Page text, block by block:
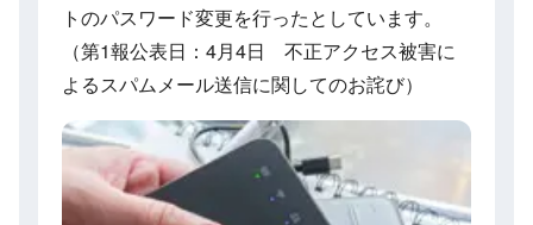
トのパスワード変更を行ったとしています。
（第1報公表日：4月4日 不正アクセス被害に
よるスパムメール送信に関してのお詫び）